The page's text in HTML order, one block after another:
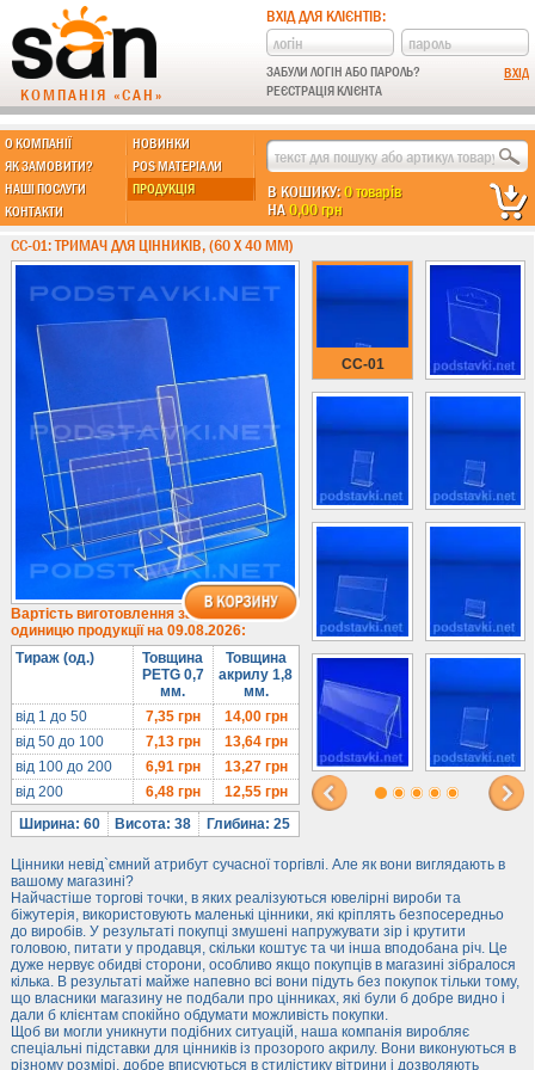
КОМПАНІЯ «САН»
ВХІД ДЛЯ КЛІЄНТІВ:
ЗАБУЛИ ЛОГІН АБО ПАРОЛЬ?
РЕЄСТРАЦІЯ КЛІЄНТА
О КОМПАНІЇ
НОВИНКИ
ЯК ЗАМОВИТИ?
POS МАТЕРІАЛИ
НАШІ ПОСЛУГИ
ПРОДУКЦІЯ
КОНТАКТИ
В КОШИКУ:0 товарів
НА0,00 грн
МЫ ДЕЛАЕМ:
Підставки із пластику
Новинки !!!
Різні підставки
Під поліграфію
Навісні кишені
Менюхолдери
Під мобільні
Під біжутерію
Гірки та подіуми
Під косметику
Під солодке
Для хот-догів
Лототрони
Ящики з акрилу
Цінники
Засоби захисту
Інформ. стенди
Підлогові стійки
CC-01: ТРИМАЧ ДЛЯ ЦІННИКІВ, (60 Х 40 ММ)
Вартість виготовлення за
одиницю продукції на 09.08.2026:
Тираж (од.)
Товщина
PETG 0,7
мм.
Товщина
акрилу 1,8
мм.
від 1 до 50
7,35грн 14,00грн
від 50 до 100
7,13грн 13,64грн
від 100 до 200
6,91грн 13,27грн
від 200
6,48грн 12,55грн
Ширина: 60
Висота: 38 Глибина: 25
Цінники невід`ємний атрибут сучасної торгівлі. Але як вони виглядають в
вашому магазині?
Найчастіше торгові точки, в яких реалізуються ювелірні вироби та
біжутерія, використовують маленькі цінники, які кріплять безпосередньо
до виробів. У результаті покупці змушені напружувати зір і крутити
головою, питати у продавця, скільки коштує та чи інша вподобана річ. Це
дуже нервує обидві сторони, особливо якщо покупців в магазині зібралося
кілька. В результаті майже напевно всі вони підуть без покупок тільки тому,
що власники магазину не подбали про цінниках, які були б добре видно і
дали б клієнтам спокійно обдумати можливість покупки.
Щоб ви могли уникнути подібних ситуацій, наша компанія виробляє
спеціальні підставки для цінників із прозорого акрилу. Вони виконуються в
різному розмірі, добре вписуються в стилістику вітрини і дозволяють
CC-01